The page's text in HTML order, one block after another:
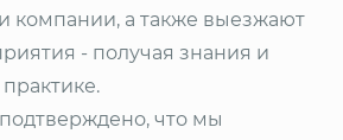
компании, а также выезжают
- получая знания и
что мы